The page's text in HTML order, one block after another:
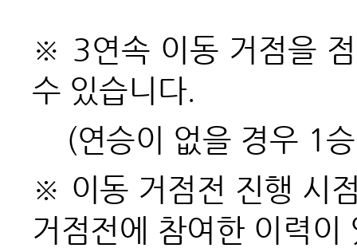
※ 3연속 이동 거점을
수 있습니다.
(연승이 없을 경우 1
※ 이동 거점전 진행 시
거점전에 참여한 이력이